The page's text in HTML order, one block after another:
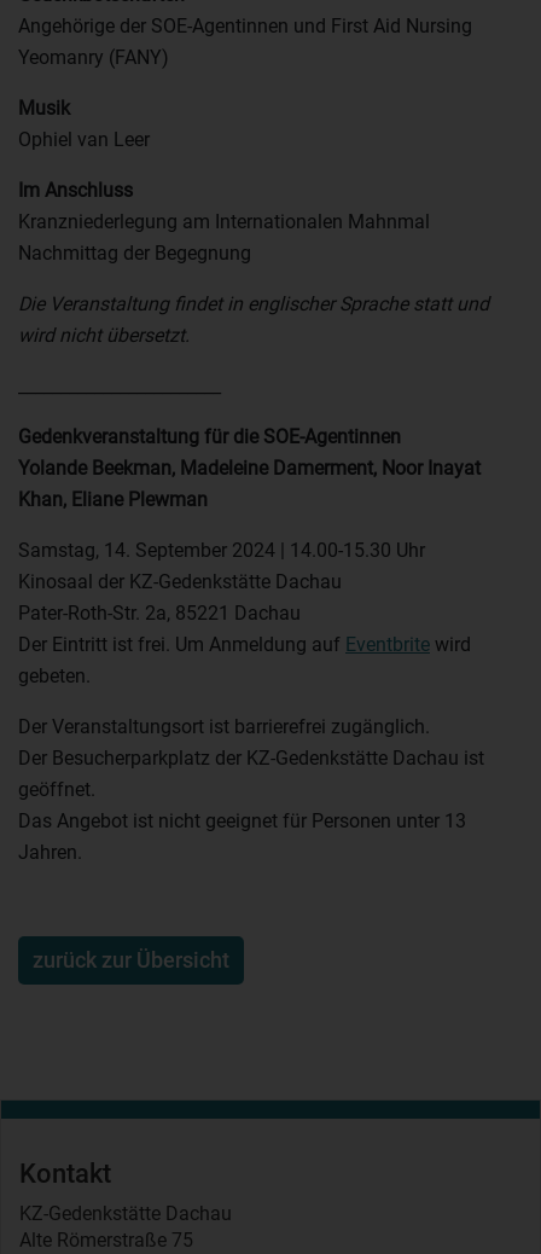
Angehörige der SOE-Agentinnen und First Aid Nursing
Yeomanry (FANY)
Musik
Ophiel van Leer
Im Anschluss
Kranzniederlegung am Internationalen Mahnmal
Nachmittag der Begegnung
Die Veranstaltung findet in englischer Sprache statt und
wird nicht übersetzt.
Gedenkveranstaltung für die SOE-Agentinnen
Yolande Beekman, Madeleine Damerment, Noor Inayat
Khan, Eliane Plewman
Samstag, 14. September 2024 | 14.00-15.30 Uhr
Kinosaal der KZ-Gedenkstätte Dachau
Pater-Roth-Str. 2a, 85221 Dachau
Der Eintritt ist frei. Um Anmeldung auf Eventbrite wird
gebeten.
Der Veranstaltungsort ist barrierefrei zugänglich.
Der Besucherparkplatz der KZ-Gedenkstätte Dachau ist
geöffnet.
Das Angebot ist nicht geeignet für Personen unter 13
Jahren.
zurück zur Übersicht
Kontakt
KZ-Gedenkstätte Dachau
Alte Römerstraße 75